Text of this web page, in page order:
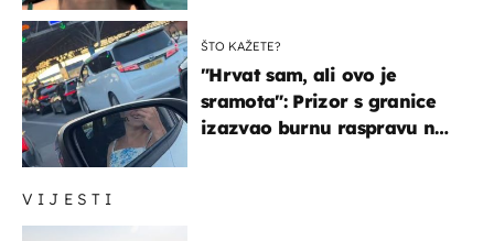
VIJESTI
ŠTO KAŽETE?
"Hrvat sam, ali ovo je
sramota": Prizor s granice
izazvao burnu raspravu na